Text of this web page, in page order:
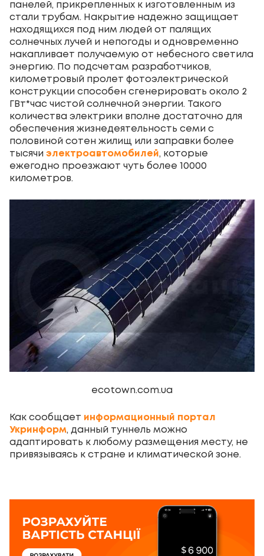
панелей, прикрепленных к изготовленным из
стали трубам. Накрытие надежно защищает
находящихся под ним людей от палящих
солнечных лучей и непогоды и одновременно
накапливает получаемую от небесного светила
энергию. По подсчетам разработчиков,
километровый пролет фотоэлектрической
конструкции способен сгенерировать около 2
ГВт*час чистой солнечной энергии. Такого
количества электрики вполне достаточно для
обеспечения жизнедеятельность семи с
половиной сотен жилищ или заправки более
тысячи электроавтомобилей, которые
ежегодно проезжают чуть более 10000
километров.
ecotown.com.ua
Как сообщает информационный портал
Укринформ, данный туннель можно
адаптировать к любому размещения месту, не
привязываясь к стране и климатической зоне.